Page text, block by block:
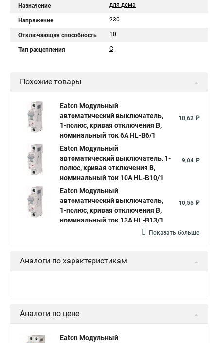
Назначение для дома
Напряжение 230
Отключающая способность 10
Тип расцепления C
Похожие товары
Eaton Модульный
автоматический выключатель,
1-полюс, кривая отключения B,
номинальный ток 6А HL-B6/1
10,62 ₽
Eaton Модульный
автоматический выключатель, 1-
полюс, кривая отключения B,
номинальный ток 10А HL-B10/1
9,04 ₽
Eaton Модульный
автоматический выключатель,
1-полюс, кривая отключения B,
номинальный ток 13А HL-B13/1
10,55 ₽
Показать больше
Аналоги по характеристикам
Аналоги по цене
Eaton Модульный